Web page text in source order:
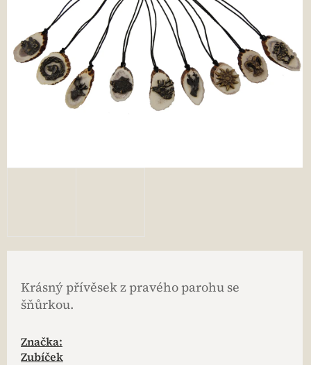
Krásný přívěsek z pravého parohu se
šňůrkou.
Značka:
Zubíček